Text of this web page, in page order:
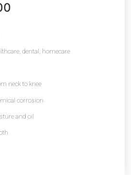
dental, homecare
neck to knee
corrosion
and oil